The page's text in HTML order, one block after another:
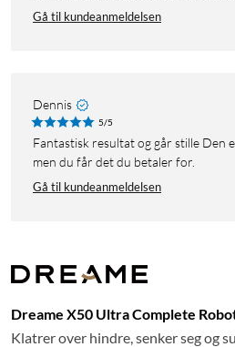
Gå til kundeanmeldelsen
Dennis
5/5
Fantastisk resultat og går stille Den eneste ulempen er prisen,
men du får det du betaler for.
Gå til kundeanmeldelsen
Dreame X50 Ultra Complete
Klatrer over hindre, senker seg og